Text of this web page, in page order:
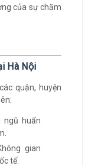
của sự chăm
Hà Nội
quận, huyện
ngũ huấn
gian
tế.